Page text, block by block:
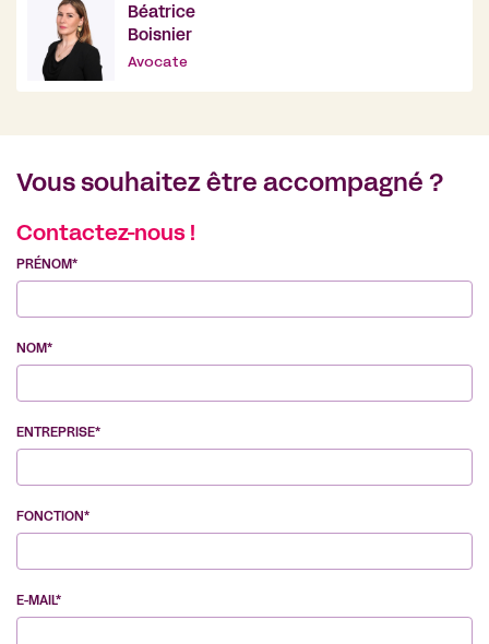
Béatrice
Boisnier
Avocate
Vous souhaitez être accompagné ?
Contactez-nous !
PRÉNOM*
NOM*
ENTREPRISE*
FONCTION*
E-MAIL*